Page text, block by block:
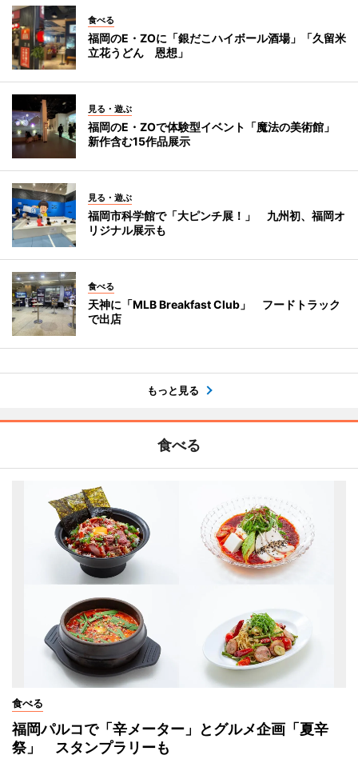
食べる
福岡のE・ZOに「銀だこハイボール酒場」「久留米
立花うどん 恩想」
見る・遊ぶ
福岡のE・ZOで体験型イベント「魔法の美術館」
新作含む15作品展示
見る・遊ぶ
福岡市科学館で「大ピンチ展！」 九州初、福岡オ
リジナル展示も
食べる
天神に「MLB Breakfast Club」 フードトラック
で出店
もっと見る
食べる
食べる
福岡パルコで「辛メーター」とグルメ企画「夏辛
祭」 スタンプラリーも